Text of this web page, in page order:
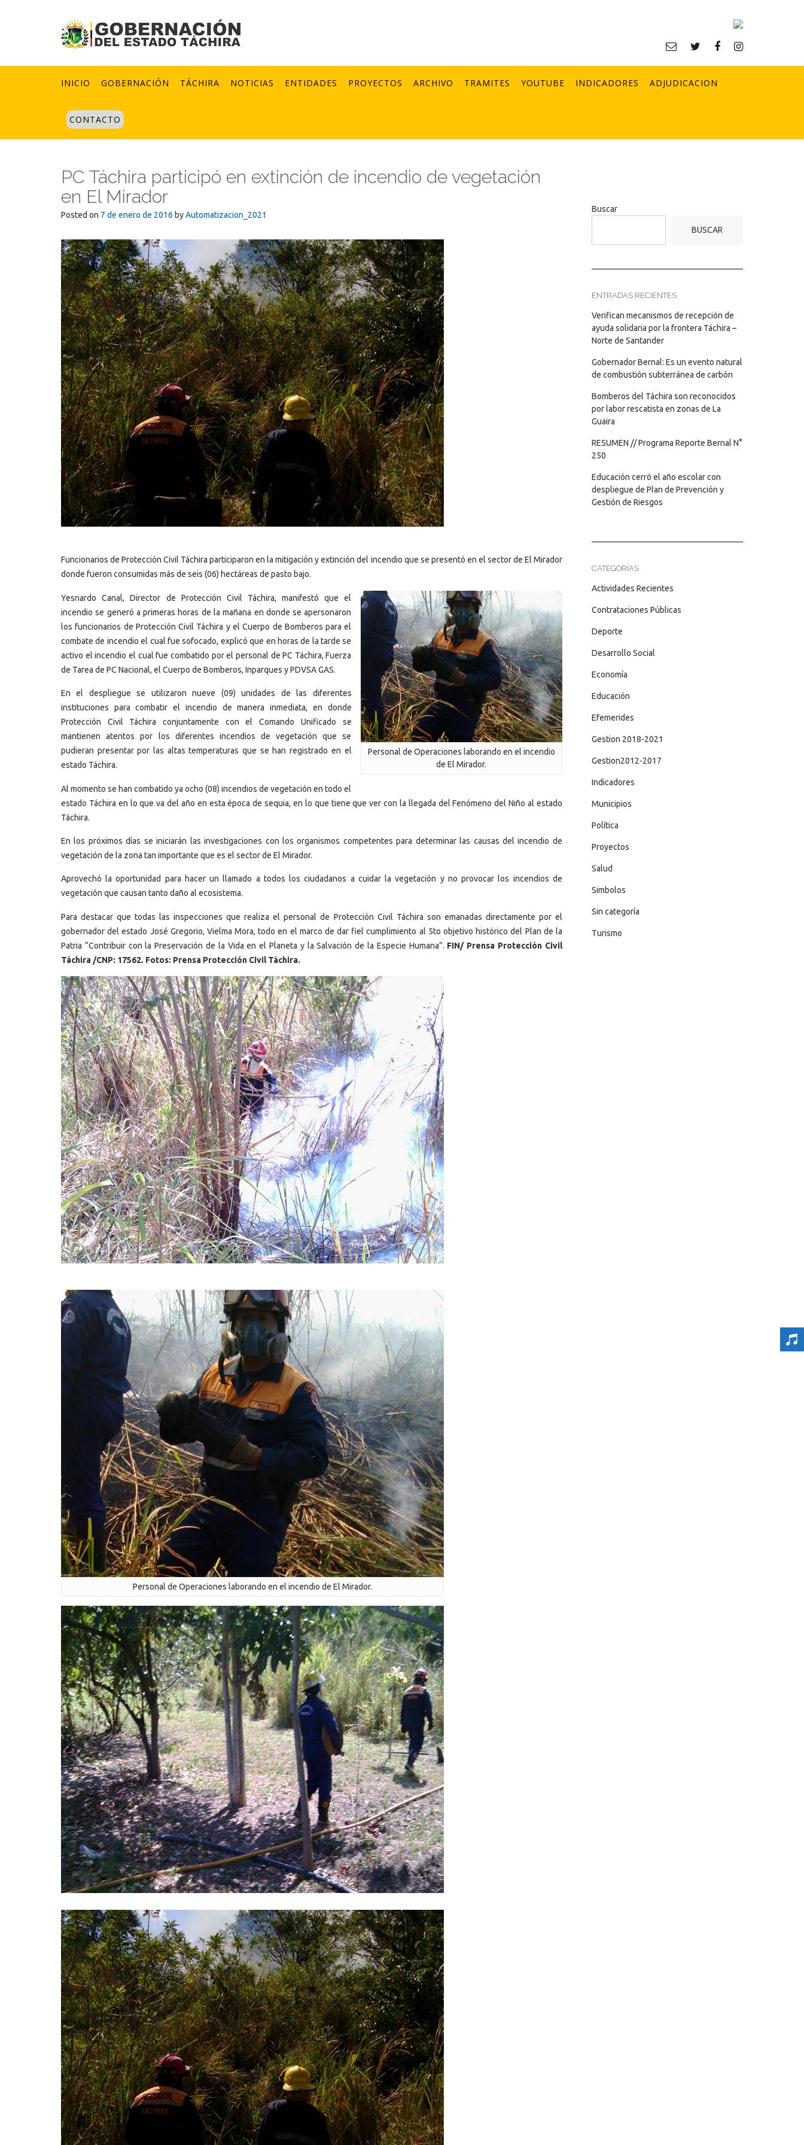
INICIO GOBERNACIÓN TÁCHIRA NOTICIAS ENTIDADES PROYECTOS ARCHIVO TRAMITES YOUTUBE INDICADORES ADJUDICACION
CONTACTO
PC Táchira participó en extinción de incendio de vegetación
en El Mirador
Posted on 7 de enero de 2016 byAutomatizacion_2021
Funcionarios de Protección Civil Táchira participaron en la mitigación y extinción del incendio que se presentó en el sector de El Mirador
donde fueron consumidas más de seis (06) hectáreas de pasto bajo.
Personal de Operaciones laborando en el incendio
de El Mirador.
Yesnardo Canal, Director de Protección Civil Táchira, manifestó que el
incendio se generó a primeras horas de la mañana en donde se apersonaron
los funcionarios de Protección Civil Táchira y el Cuerpo de Bomberos para el
combate de incendio el cual fue sofocado, explicó que en horas de la tarde se
activo el incendio el cual fue combatido por el personal de PC Táchira, Fuerza
de Tarea de PC Nacional, el Cuerpo de Bomberos, Inparques y PDVSA GAS.
En el despliegue se utilizaron nueve (09) unidades de las diferentes
instituciones para combatir el incendio de manera inmediata, en donde
Protección Civil Táchira conjuntamente con el Comando Unificado se
mantienen atentos por los diferentes incendios de vegetación que se
pudieran presentar por las altas temperaturas que se han registrado en el
estado Táchira.
Al momento se han combatido ya ocho (08) incendios de vegetación en todo el
estado Táchira en lo que va del año en esta época de sequia, en lo que tiene que ver con la llegada del Fenómeno del Niño al estado
Táchira.
En los próximos días se iniciarán las investigaciones con los organismos competentes para determinar las causas del incendio de
vegetación de la zona tan importante que es el sector de El Mirador.
Aprovechó la oportunidad para hacer un llamado a todos los ciudadanos a cuidar la vegetación y no provocar los incendios de
vegetación que causan tanto daño al ecosistema.
Para destacar que todas las inspecciones que realiza el personal de Protección Civil Táchira son emanadas directamente por el
gobernador del estado José Gregorio, Vielma Mora, todo en el marco de dar fiel cumplimiento al 5to objetivo histórico del Plan de la
Patria “Contribuir con la Preservación de la Vida en el Planeta y la Salvación de la Especie Humana”. FIN/ Prensa Protección Civil
Táchira /CNP: 17562. Fotos: Prensa Protección Civil Táchira.
Personal de Operaciones laborando en el incendio de El Mirador.
Buscar
BUSCAR
ENTRADAS RECIENTES
Verifican mecanismos de recepción de
ayuda solidaria por la frontera Táchira –
Norte de Santander
Gobernador Bernal: Es un evento natural
de combustión subterránea de carbón
Bomberos del Táchira son reconocidos
por labor rescatista en zonas de La
Guaira
RESUMEN // Programa Reporte Bernal N°
250
Educación cerró el año escolar con
despliegue de Plan de Prevención y
Gestión de Riesgos
CATEGORÍAS
Actividades Recientes
Contrataciones Públicas
Deporte
Desarrollo Social
Economía
Educación
Efemerides
Gestion 2018-2021
Gestion2012-2017
Indicadores
Municipios
Política
Proyectos
Salud
Simbolos
Sin categoría
Turismo